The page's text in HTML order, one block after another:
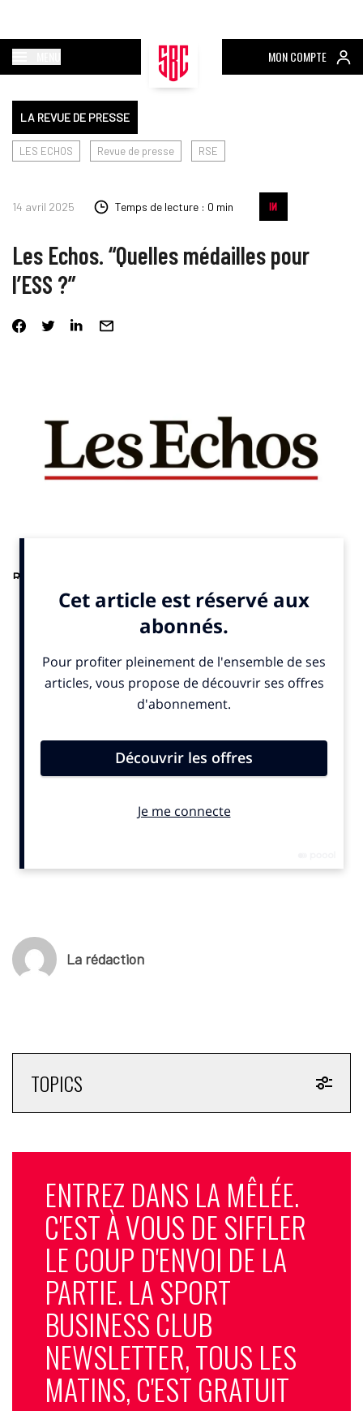
MON COMPTE
LA REVUE DE PRESSE
LES ECHOS Revue de presse RSE
14 avril 2025 Temps de lecture : 0 min
Les Echos. “Quelles médailles pour
l’ESS ?”
RSE. Les Echos lundi 14 avril 2025.
l’entrepreneuriat social, les mutuelles, coopératives et
fondations ont très largement contribué au succès
d’organisation des Jeux Olympiques et Paralympiques de Paris
2024. Eric Carrey revient sur leur rôle majeur.
Tribune à lire ici
La rédaction
TOPICS
ENTREZ DANS LA MÊLÉE.
C'EST À VOUS DE SIFFLER
LE COUP D'ENVOI DE LA
PARTIE. LA SPORT
BUSINESS CLUB
NEWSLETTER, TOUS LES
MATINS, C'EST GRATUIT